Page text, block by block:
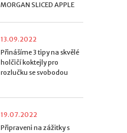
MORGAN SLICED APPLE
13.09.2022
Přinášíme 3 tipy na skvělé
holčičí koktejly pro
rozlučku se svobodou
19.07.2022
Připraveni na zážitky s